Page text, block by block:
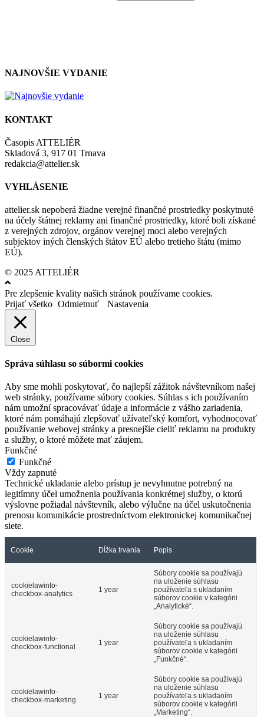
NAJNOVŠIE VYDANIE
KONTAKT
Časopis ATTELIÉR
Skladová 3, 917 01 Trnava
redakcia@attelier.sk
VYHLÁSENIE
attelier.sk nepoberá žiadne verejné finančné prostriedky poskytnuté
na účely štátnej reklamy ani finančné prostriedky, ktoré boli získané
z verejných zdrojov, orgánov verejnej moci alebo verejných
subjektov iných členských štátov EÚ alebo tretieho štátu (mimo
EÚ).
© 2025 ATTELIÉR
Pre zlepšenie kvality našich stránok používame cookies.
Prijať všetko Odmietnuť Nastavenia
Close
Správa súhlasu so súbormi cookies
Aby sme mohli poskytovať, čo najlepší zážitok návštevníkom našej
web stránky, používame súbory cookies. Súhlas s ich používaním
nám umožní spracovávať údaje a informácie z vášho zariadenia,
ktoré nám pomáhajú zlepšovať užívateľský komfort, vyhodnocovať
používanie webovej stránky a presnejšie cieliť reklamu na produkty
a služby, o ktoré môžete mať záujem.
Funkčné
Funkčné
Vždy zapnuté
Technické ukladanie alebo prístup je nevyhnutne potrebný na
legitímny účel umožnenia používania konkrétnej služby, o ktorú
výslovne požiadal návštevník, alebo výlučne na účel uskutočnenia
prenosu komunikácie prostredníctvom elektronickej komunikačnej
siete.
Cookie Dĺžka trvania Popis
cookielawinfo-
checkbox-analytics
1 year
Súbory cookie sa používajú
na uloženie súhlasu
používateľa s ukladaním
súborov cookie v kategórii
„Analytické“.
cookielawinfo-
checkbox-functional
1 year
Súbory cookie sa používajú
na uloženie súhlasu
používateľa s ukladaním
súborov cookie v kategórii
„Funkčné“.
cookielawinfo-
checkbox-marketing
1 year
Súbory cookie sa používajú
na uloženie súhlasu
používateľa s ukladaním
súborov cookie v kategórii
„Marketing“.